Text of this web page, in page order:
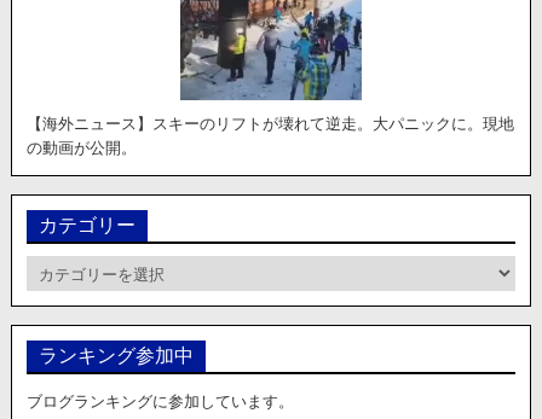
【海外ニュース】スキーのリフトが壊れて逆走。大パニックに。現地
の動画が公開。
カテゴリー
テ
リ
ランキング参加中
ブログランキングに参加しています。